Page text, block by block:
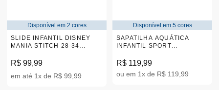
Disponível em 2 cores
SLIDE INFANTIL DISNEY
MANIA STITCH 28-34
R$ 99,99
em até 1x de R$ 99,99
Disponível em 5 cores
SAPATILHA AQUÁTICA
INFANTIL SPORT
|A10810/2
R$ 119,99
ou em 1x de R$ 119,99